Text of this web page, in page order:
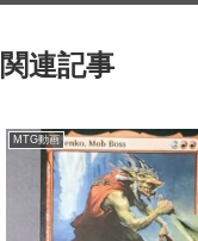
関連記事
MTG動画